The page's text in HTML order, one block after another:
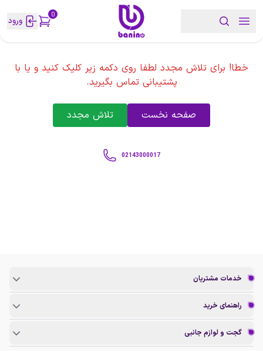
0 ورود
خطا! برای تلاش مجدد لطفا روی دکمه زیر کلیک کنید و یا با
پشتیبانی تماس بگیرید.
صفحه نخست تلاش مجدد
02143000017
خدمات مشتریان
راهنمای خرید
گجت و لوازم جانبی